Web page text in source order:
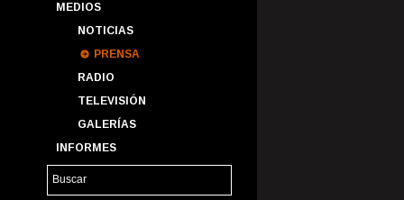
MEDIOS
NOTICIAS
PRENSA
RADIO
TELEVISIÓN
GALERÍAS
INFORMES